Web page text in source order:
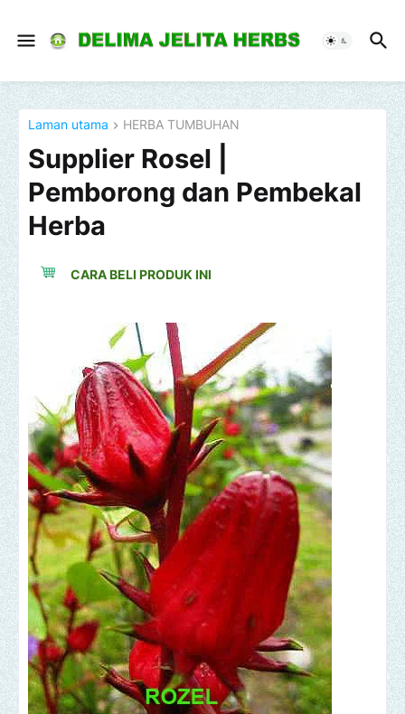
Laman utama HERBA TUMBUHAN
Supplier Rosel |
Pemborong dan Pembekal
Herba
CARA BELI PRODUK INI